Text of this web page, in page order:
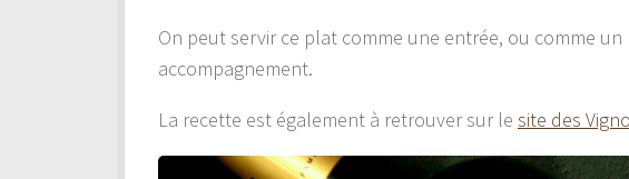
On peut servir ce plat comme une entrée, ou comme
accompagnement.
La recette est également à retrouver sur le site des